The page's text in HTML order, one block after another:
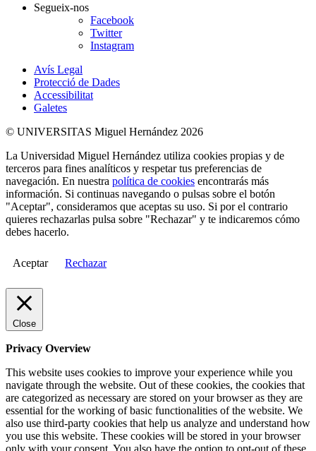
Segueix-nos
Facebook
Twitter
Instagram
Avís Legal
Protecció de Dades
Accessibilitat
Galetes
© UNIVERSITAS Miguel Hernández 2026
La Universidad Miguel Hernández utiliza cookies propias y de
terceros para fines analíticos y respetar tus preferencias de
navegación. En nuestra política de cookies encontrarás más
información. Si continuas navegando o pulsas sobre el botón
"Aceptar", consideramos que aceptas su uso. Si por el contrario
quieres rechazarlas pulsa sobre "Rechazar" y te indicaremos cómo
debes hacerlo.
Aceptar Rechazar
Close
Privacy Overview
This website uses cookies to improve your experience while you
navigate through the website. Out of these cookies, the cookies that
are categorized as necessary are stored on your browser as they are
essential for the working of basic functionalities of the website. We
also use third-party cookies that help us analyze and understand how
you use this website. These cookies will be stored in your browser
only with your consent. You also have the option to opt-out of these